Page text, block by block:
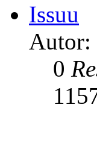
Issuu
Autor:
0